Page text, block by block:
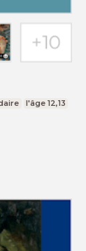
l'âge 12,13